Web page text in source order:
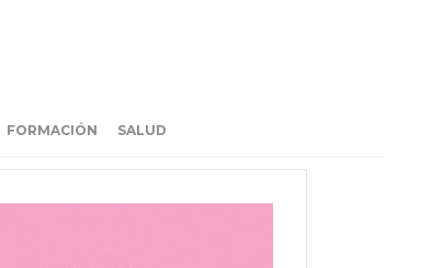
FORMACIÓN SALUD